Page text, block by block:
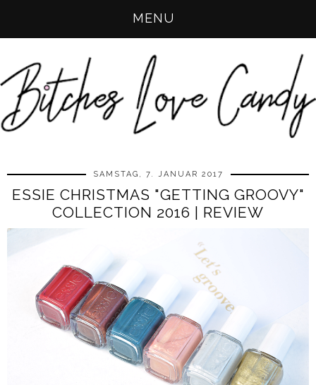
MENU
SAMSTAG, 7. JANUAR 2017
ESSIE CHRISTMAS "GETTING GROOVY"
COLLECTION 2016 | REVIEW